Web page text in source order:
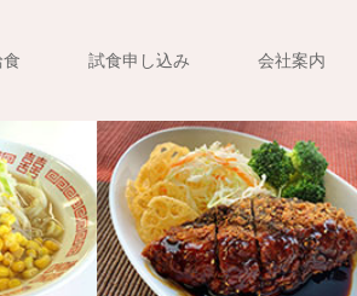
試食申し込み 会社案内